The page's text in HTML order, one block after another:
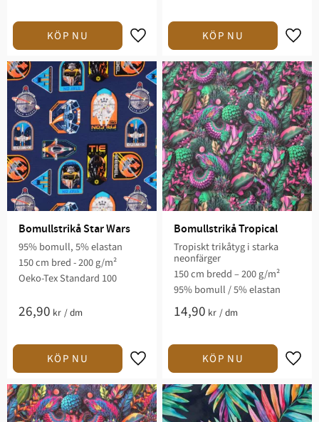
Lägg till i favoriter
Bomullstrikå Star Wars
95% bomull, 5% elastan
150 cm bred - 200 g/m²
Oeko-Tex Standard 100
26,90 kr /dm
Lägg till i favoriter
Bomullstrikå Tropical
Tropiskt trikåtyg i starka
neonfärger
150 cm bredd – 200 g/m²
95% bomull / 5% elastan
14,90 kr /dm